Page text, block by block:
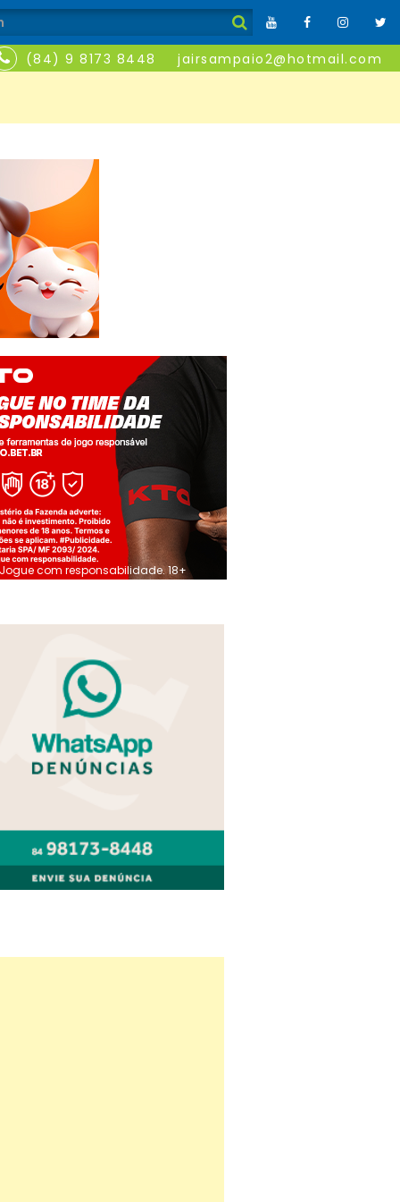
(84) 9 8173 8448 jairsampaio2@hotmail.com
Jogue com responsabilidade. 18+